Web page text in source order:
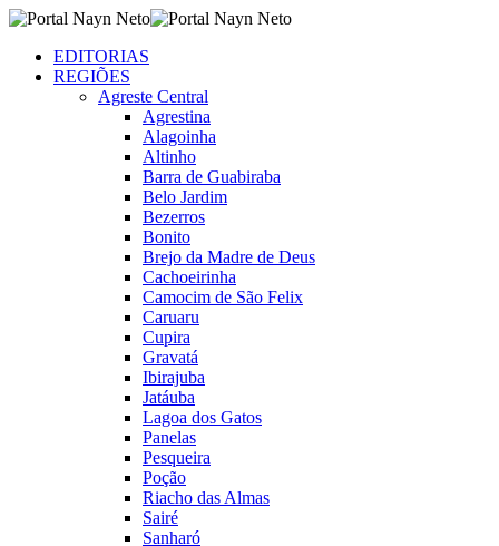
EDITORIAS
REGIÕES
Agreste Central
Agrestina
Alagoinha
Altinho
Barra de Guabiraba
Belo Jardim
Bezerros
Bonito
Brejo da Madre de Deus
Cachoeirinha
Camocim de São Felix
Caruaru
Cupira
Gravatá
Ibirajuba
Jatáuba
Lagoa dos Gatos
Panelas
Pesqueira
Poção
Riacho das Almas
Sairé
Sanharó